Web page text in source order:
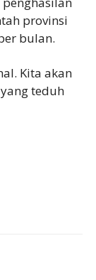
provinsi
bulan.
Kita akan
teduh